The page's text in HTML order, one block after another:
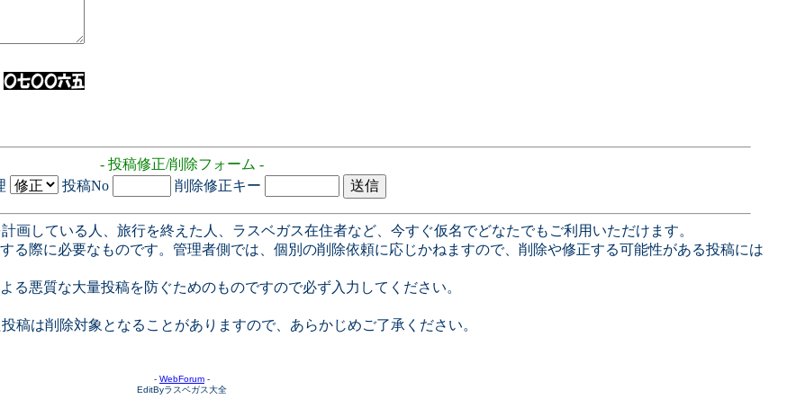
- 投稿修正/削除フォーム -
投稿No 削除修正キー
画している人、旅行を終えた人、ラスベガス在住者など、今すぐ仮名でどなたでもご利用いただけます。
る際に必要なものです。管理者側では、個別の削除依頼に応じかねますので、削除や修正する可能性がある投稿には
る悪質な大量投稿を防ぐためのものですので必ず入力してください。
は削除対象となることがありますので、あらかじめご了承ください。
- WebForum -
EditByラスベガス大全